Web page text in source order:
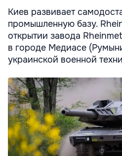
Киев развивает
промышленную базу.
открытии завода
в городе Медиасе
украинской военной